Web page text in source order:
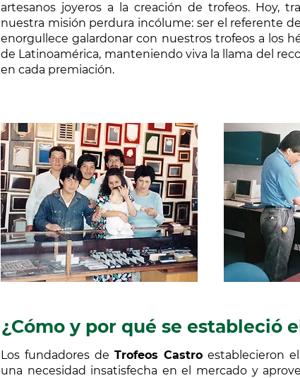
artesanos joyeros a la creación de trofeos. Hoy,
nuestra misión perdura incólume: ser el referente
enorgullece galardonar con nuestros trofeos a los
de Latinoamérica, manteniendo viva la llama del
en cada premiación.
¿Cómo y por qué se estableció
Los fundadores de Trofeos Castro establecieron
una necesidad insatisfecha en el mercado y